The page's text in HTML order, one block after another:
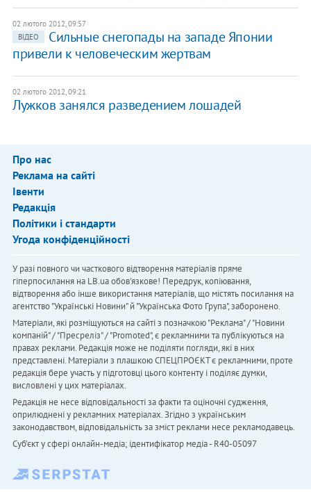
02 лютого 2012, 09:57
ВІДЕО
​Сильные снегопады на западе Японии
привели к человеческим жертвам
02 лютого 2012, 09:21
Лужков занялся разведением лошадей
Про нас
Реклама на сайті
Івенти
Редакція
Політики і стандарти
Угода конфіденційності
У разі повного чи часткового відтворення матеріалів пряме
гіперпосилання на LB.ua обов'язкове! Передрук, копіювання,
відтворення або інше використання матеріалів, що містять посилання на
агентство "Українськi Новини" й "Українська Фото Група", заборонено.
Матеріали, які розміщуються на сайті з позначкою "Реклама" / "Новини
компаній" / "Пресреліз" / "Promoted", є рекламними та публікуються на
правах реклами. Редакція може не поділяти погляди, які в них
представлені. Матеріали з плашкою СПЕЦПРОЄКТ є рекламними, проте
редакція бере участь у підготовці цього контенту і поділяє думки,
висловлені у цих матеріалах.
Редакція не несе відповідальності за факти та оціночні судження,
оприлюднені у рекламних матеріалах. Згідно з українським
законодавством, відповідальність за зміст реклами несе рекламодавець.
Cуб'єкт у сфері онлайн-медіа; ідентифікатор медіа - R40-05097